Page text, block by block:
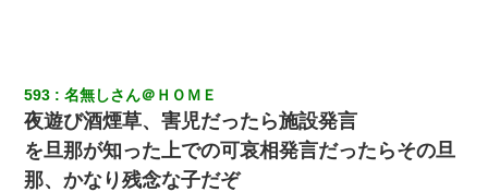
593 名無しさん＠ＨＯＭＥ
夜遊び酒煙草、害児だったら施設発言
を旦那が知った上での可哀相発言だったらその旦
那、かなり残念な子だぞ